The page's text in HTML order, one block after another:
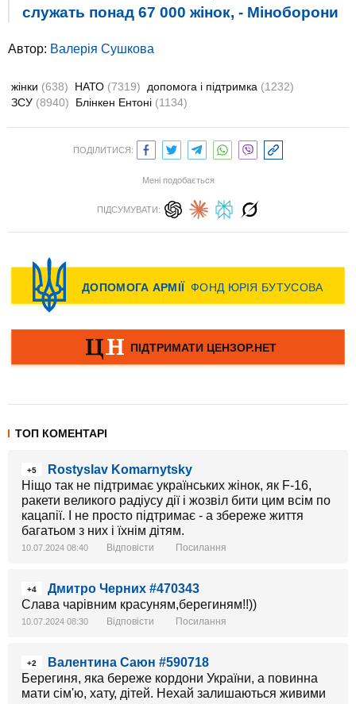
служать понад 67 000 жінок, - Міноборони
Автор: Валерiя Сушкова
жінки (638) НАТО (7319) допомога і підтримка (1232)
ЗСУ (8940) Блінкен Ентоні (1134)
ПОДІЛИТИСЯ:
Мені подобається
ПІДСУМУВАТИ:
ТОП КОМЕНТАРІ
+5
Rostyslav Komarnytsky
Ніщо так не підтримає українських жінок, як F-16,
ракети великого радіусу дії і жозвіл бити цим всім по
кацапії. І не просто підтримає - а збереже життя
багатьом з них і їхнім дітям.
10.07.2024 08:40 Відповісти Посилання
+4
Дмитро Черних #470343
Слава чарівним красуням,берегиням!!))
10.07.2024 08:30 Відповісти Посилання
+2
Валентина Саюн #590718
Берегиня, яка береже кордони України, а повинна
мати сім'ю, хату, дітей. Нехай залишаються живими